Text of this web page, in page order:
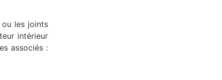
les joints
intérieur
associés :